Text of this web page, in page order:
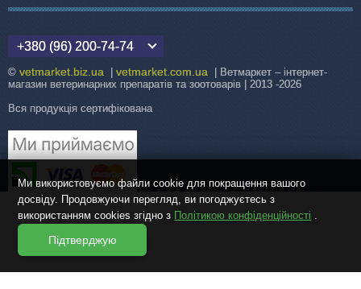
+380 (96) 200-74-74
© vetmarket.biz.ua vetmarket.com.ua | Ветмаркет – інтернет-
магазин ветеринарних препаратів та зоотоварів | 2013 -2026
Вся продукція сертифікована
Ми використовуємо файли cookie для покращення вашого
досвіду. Продовжуючи перегляд, ви погоджуєтесь з
використанням cookies згідно з Політикою конфіденційності .
Підтверджую